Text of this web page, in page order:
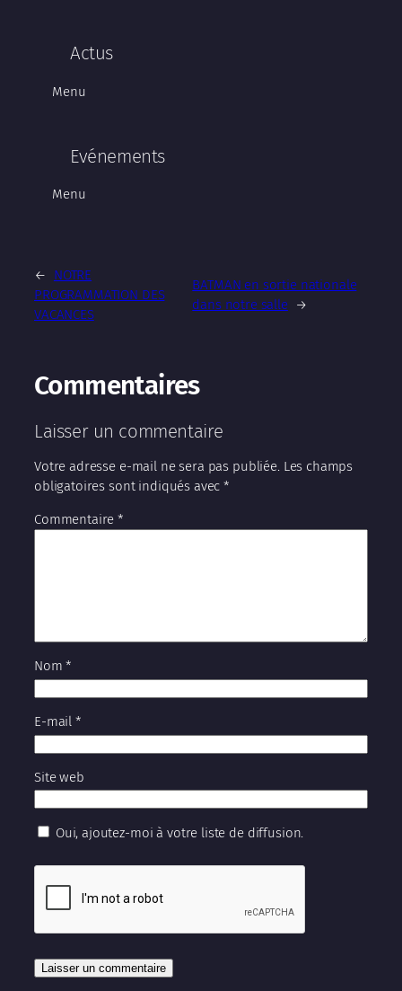
Actus
Menu
Evénements
Menu
←
NOTRE
PROGRAMMATION DES
VACANCES
BATMAN en sortie nationale
dans notre salle →
Commentaires
Laisser un commentaire
Votre adresse e-mail ne sera pas publiée. Les champs
obligatoires sont indiqués avec*
Commentaire*
Nom*
E-mail *
Site web
Oui, ajoutez-moi à votre liste de diffusion.